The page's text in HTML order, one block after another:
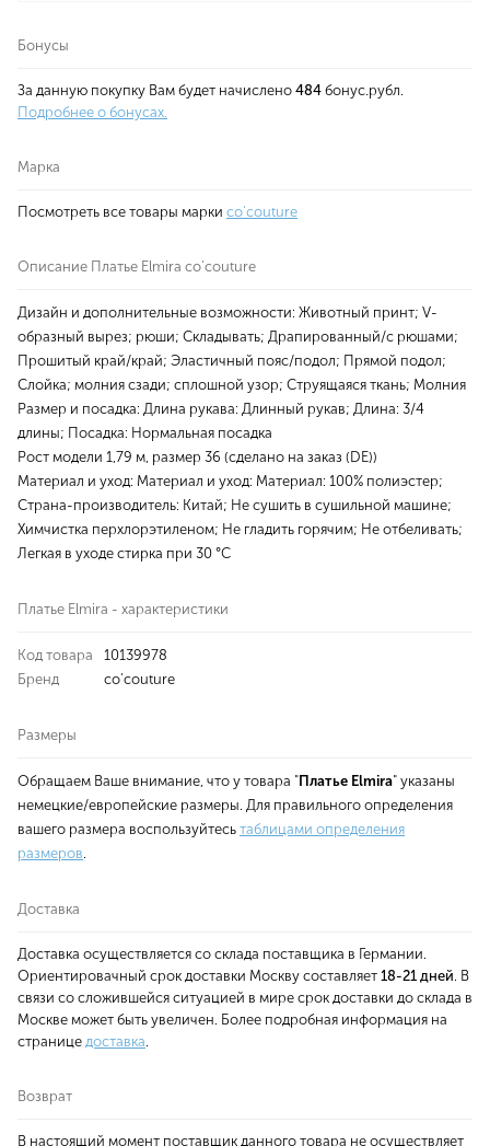
Бонусы
За данную покупку Вам будет начислено 484 бонус.рубл.
Подробнее о бонусах.
Марка
Посмотреть все товары марки co'couture
Описание Платье Elmira co'couture
Дизайн и дополнительные возможности: Животный принт; V-
образный вырез; рюши; Складывать; Драпированный/с рюшами;
Прошитый край/край; Эластичный пояс/подол; Прямой подол;
Слойка; молния сзади; сплошной узор; Струящаяся ткань; Молния
Размер и посадка: Длина рукава: Длинный рукав; Длина: 3/4
длины; Посадка: Нормальная посадка
Рост модели 1,79 м, размер 36 (сделано на заказ (DE))
Материал и уход: Материал и уход: Материал: 100% полиэстер;
Страна-производитель: Китай; Не сушить в сушильной машине;
Химчистка перхлорэтиленом; Не гладить горячим; Не отбеливать;
Легкая в уходе стирка при 30 °C
Платье Elmira - характеристики
Код товара
10139978
Бренд
co'couture
Размеры
Обращаем Ваше внимание, что у товара "Платье Elmira" указаны
немецкие/европейские размеры. Для правильного определения
вашего размера воспользуйтесь таблицами определения
размеров.
Доставка
Доставка осуществляется со склада поставщика в Германии.
Ориентировачный срок доставки Москву составляет 18-21 дней. В
связи со сложившейся ситуацией в мире срок доставки до склада в
Москве может быть увеличен. Более подробная информация на
странице доставка.
Возврат
В настоящий момент поставщик данного товара не осуществляет